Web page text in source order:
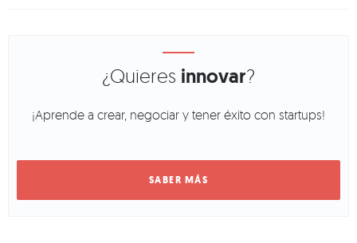
¿Quieres innovar?
¡Aprende a crear, negociar y tener éxito con startups!